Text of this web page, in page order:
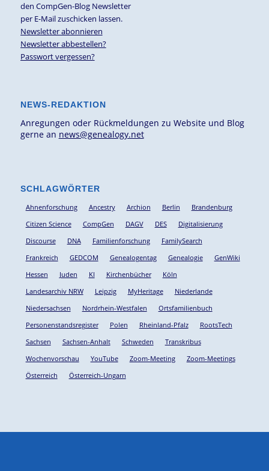
den CompGen-Blog Newsletter
per E-Mail zuschicken lassen.
Newsletter abonnieren
Newsletter abbestellen?
Passwort vergessen?
NEWS-REDAKTION
Anregungen oder Rückmeldungen zu Website und Blog
gerne an news@genealogy.net
SCHLAGWÖRTER
Ahnenforschung Ancestry Archion Berlin
Brandenburg
Citizen Science
CompGen DAGV DES
Digitalisierung
Discourse
DNA Familienforschung
FamilySearch
Frankreich
GEDCOM Genealogentag Genealogie
GenWiki
Hessen
Juden KI Kirchenbücher
Köln
Landesarchiv NRW
Leipzig MyHeritage
Niederlande
Niedersachsen
Nordrhein-Westfalen
Ortsfamilienbuch
Personenstandsregister
Polen Rheinland-Pfalz
RootsTech
Sachsen
Sachsen-Anhalt Schweden
Transkribus
Wochenvorschau
YouTube Zoom-Meeting
Zoom-Meetings
Österreich
Österreich-Ungarn